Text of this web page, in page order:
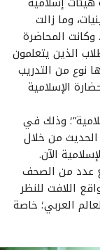
وما زالت
المحاضرة
الذين يتعلمون
نوع من التدريب
الإسلامية
وذلك في
الحديث من خلال
الآن.
عدد من الصحف
اللافت للنظر
العربي؛ خاصة